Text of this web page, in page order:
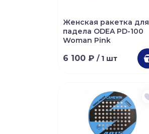
Женская ракетка для
падела ODEA PD-100
Woman Pink
6 100 ₽ / 1 шт